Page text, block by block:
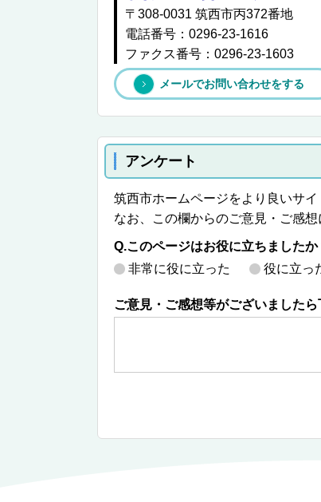
〒308-0031 筑西市丙372番地
電話番号：0296-23-1616
ファクス番号：0296-23-1603
メールでお問い合わせをする
アンケート
筑西市ホームページをより良いサ
なお、この欄からのご意見・ご感
Q.このページはお役に立ちましたか
非常に役に立った
役に立っ
ご意見・ご感想等がございましたら